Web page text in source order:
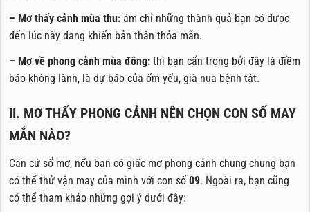
– Mơ thấy cảnh mùa thu: ám chỉ những thành quả bạn có được
đến lúc này đang khiến bản thân thỏa mãn.
– Mơ về phong cảnh mùa đông: thì bạn cẩn trọng bởi đây là điềm
báo không lành, là dự báo của ốm yếu, già nua bệnh tật.
II. MƠ THẤY PHONG CẢNH NÊN CHỌN CON SỐ MAY
MẮN NÀO?
Căn cứ sổ mơ, nếu bạn có giấc mơ phong cảnh chung chung bạn
có thể thử vận may của mình với con số 09. Ngoài ra, bạn cũng
có thể tham khảo những gợi ý dưới đây: